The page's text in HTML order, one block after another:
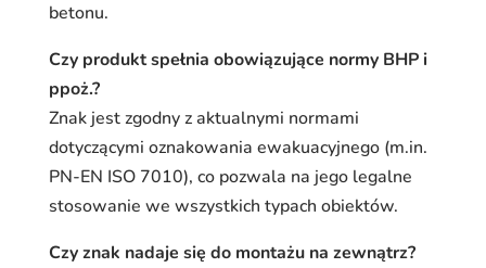
betonu.
Czy produkt spełnia obowiązujące normy BHP i
ppoż.?
Znak jest zgodny z aktualnymi normami
dotyczącymi oznakowania ewakuacyjnego (m.in.
PN-EN ISO 7010), co pozwala na jego legalne
stosowanie we wszystkich typach obiektów.
Czy znak nadaje się do montażu na zewnątrz?